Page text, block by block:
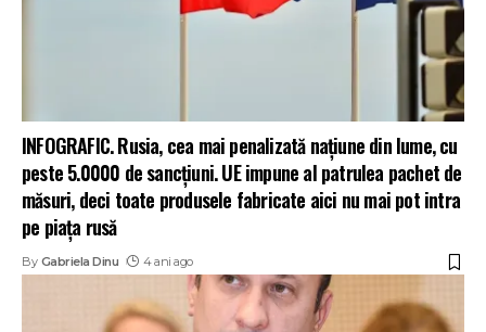
INFOGRAFIC. Rusia, cea mai penalizată națiune din lume, cu
peste 5.0000 de sancțiuni. UE impune al patrulea pachet de
măsuri, deci toate produsele fabricate aici nu mai pot intra
pe piața rusă
By Gabriela Dinu 4 ani ago